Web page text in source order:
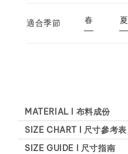
適合季節 春 夏
MATERIAL l 布料成份
SIZE CHART l 尺寸參考表
SIZE GUIDE l 尺寸指南